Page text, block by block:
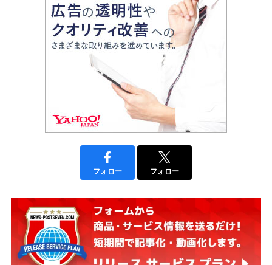
フォロー フォロー